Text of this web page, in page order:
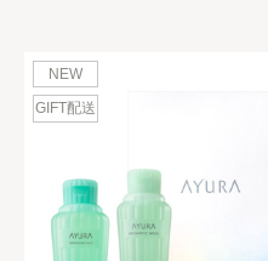
NEW
GIFT配送